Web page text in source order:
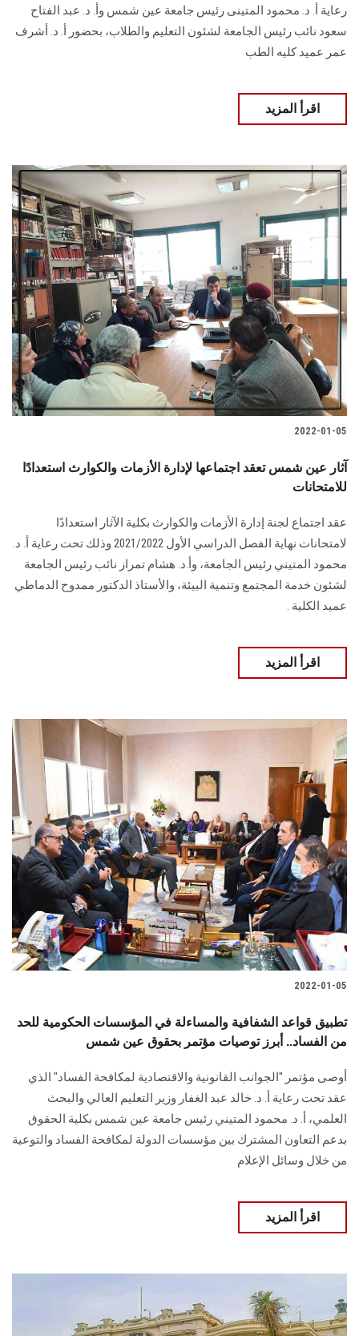
رعاية أ. د. محمود المتينى رئيس جامعة عين شمس وأ. د. عبد الفتاح
سعود نائب رئيس الجامعة لشئون التعليم والطلاب، بحضور أ. د. أشرف
عمر عميد كليه الطب
اقرأ المزيد
2022-01-05
آثار عين شمس تعقد اجتماعها لإدارة الأزمات والكوارث استعدادًا
للامتحانات
عقد اجتماع لجنة إدارة الأزمات والكوارث بكلية الآثار استعدادًا
لامتحانات نهاية الفصل الدراسي الأول 2021/2022 وذلك تحت رعاية أ. د.
محمود المتيني رئيس الجامعة، وأ.د. هشام تمراز نائب رئيس الجامعة
لشئون خدمة المجتمع وتنمية البيئة، والأستاذ الدكتور ممدوح الدماطي
عميد الكلية .
اقرأ المزيد
2022-01-05
تطبيق قواعد الشفافية والمساءلة في المؤسسات الحكومية للحد
من الفساد.. أبرز توصيات مؤتمر بحقوق عين شمس
أوصى مؤتمر "الجوانب القانونية والاقتصادية لمكافحة الفساد" الذي
عقد تحت رعاية أ. د. خالد عبد الغفار وزير التعليم العالي والبحث
العلمي، أ. د. محمود المتيني رئيس جامعة عين شمس بكلية الحقوق
بدعم التعاون المشترك بين مؤسسات الدولة لمكافحة الفساد والتوعية
من خلال وسائل الإعلام
اقرأ المزيد